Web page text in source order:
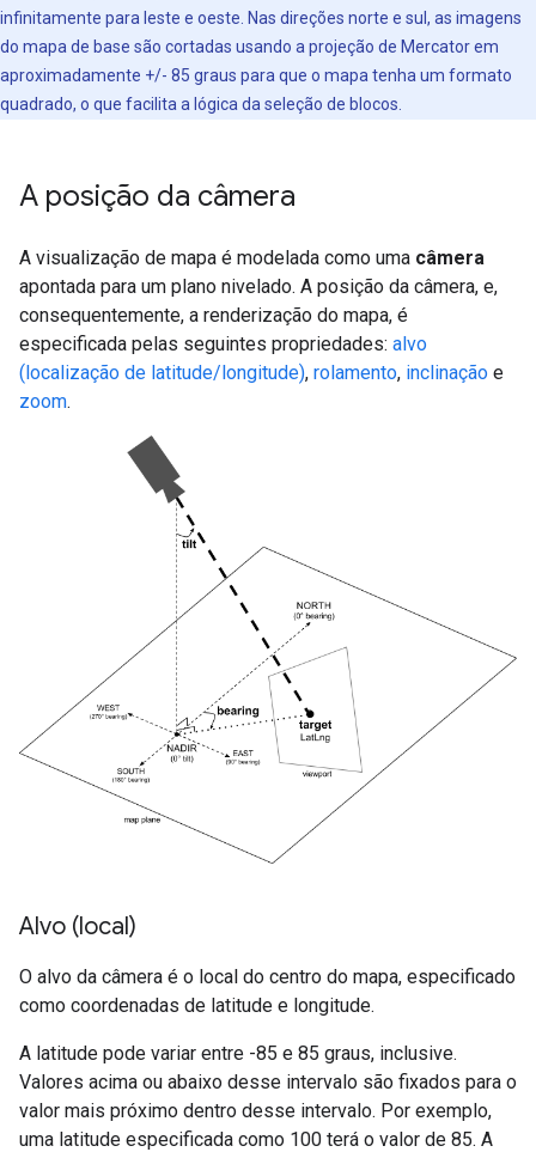
infinitamente para leste e oeste. Nas direções norte e sul, as imagens
do mapa de base são cortadas usando a projeção de Mercator em
aproximadamente +/- 85 graus para que o mapa tenha um formato
quadrado, o que facilita a lógica da seleção de blocos.
A posição da câmera
A visualização de mapa é modelada como uma câmera
apontada para um plano nivelado. A posição da câmera, e,
consequentemente, a renderização do mapa, é
especificada pelas seguintes propriedades: alvo
(localização de latitude/longitude), rolamento, inclinação e
zoom.
Alvo (local)
O alvo da câmera é o local do centro do mapa, especificado
como coordenadas de latitude e longitude.
A latitude pode variar entre -85 e 85 graus, inclusive.
Valores acima ou abaixo desse intervalo são fixados para o
valor mais próximo dentro desse intervalo. Por exemplo,
uma latitude especificada como 100 terá o valor de 85. A